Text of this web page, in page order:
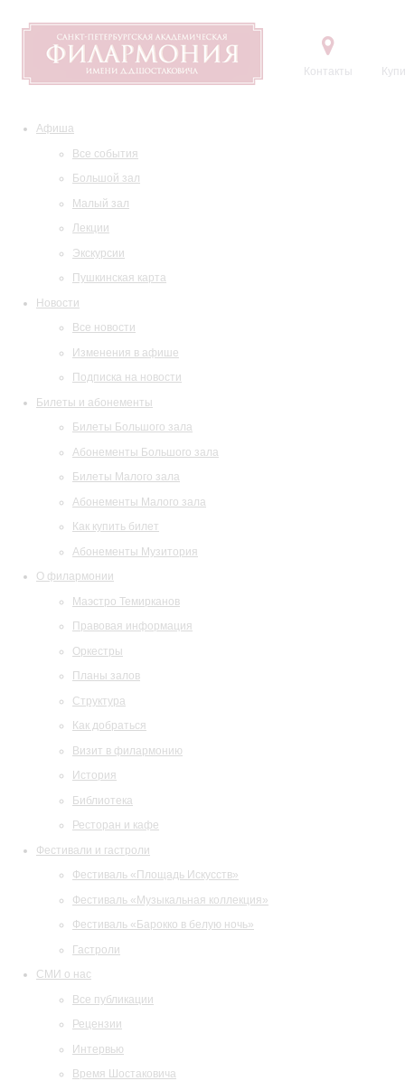
Контакты
Афиша
Все события
Большой зал
Малый зал
Лекции
Экскурсии
Пушкинская карта
Новости
Все новости
Изменения в афише
Подписка на новости
Билеты и абонементы
Билеты Большого зала
Абонементы Большого зала
Билеты Малого зала
Абонементы Малого зала
Как купить билет
Абонементы Музитория
О филармонии
Маэстро Темирканов
Правовая информация
Оркестры
Планы залов
Структура
Как добраться
Визит в филармонию
История
Библиотека
Ресторан и кафе
Фестивали и гастроли
Фестиваль «Площадь Искусств»
Фестиваль «Музыкальная коллекция»
Фестиваль «Барокко в белую ночь»
Гастроли
СМИ о нас
Все публикации
Рецензии
Интервью
Время Шостаковича